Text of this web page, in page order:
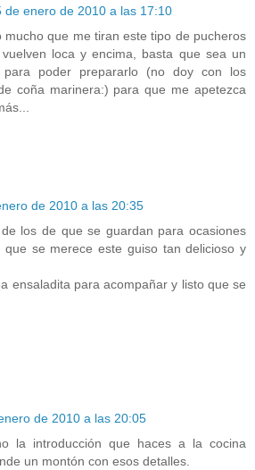
de enero de 2010 a las 17:10
mucho que me tiran este tipo de pucheros
loca y encima, basta que sea un
para poder prepararlo (no doy con los
coña marinera:) para que me apetezca
de 2010 a las 20:35
los de que se guardan para ocasiones
que se merece este guiso tan delicioso y
ensaladita para acompañar y listo que se
de 2010 a las 20:05
la introducción que haces a la cocina
un montón con esos detalles.